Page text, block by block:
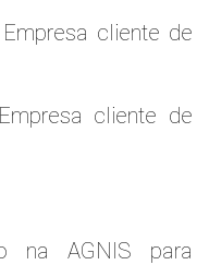
cliente de
cliente de
na AGNIS para